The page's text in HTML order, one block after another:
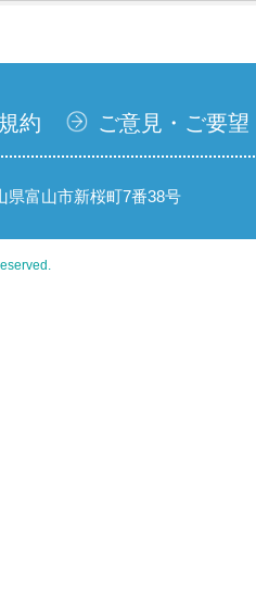
約 ご意見・ご要望
富山市新桜町7番38号